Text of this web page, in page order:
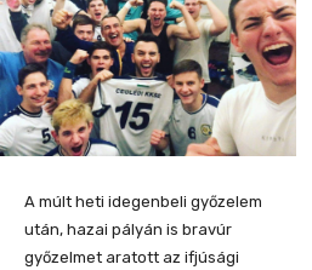
A múlt heti idegenbeli győzelem
után, hazai pályán is bravúr
győzelmet aratott az ifjúsági